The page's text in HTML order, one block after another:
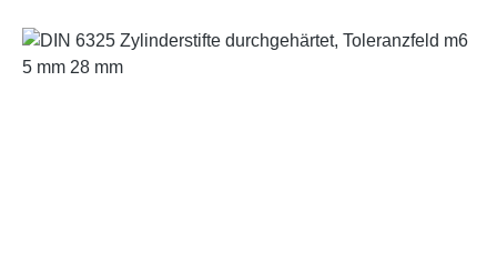
Bildergalerie überspringen